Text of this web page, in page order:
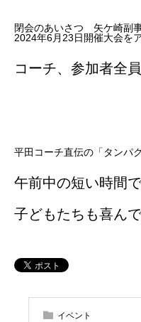
閉会のあいさつ 矢ケ崎副
2024年6月23日開催大会を
コーチ、参加者全
平田コーチ直伝の「タンパ
午前中の短い時間
子どもたちも喜ん
イベント